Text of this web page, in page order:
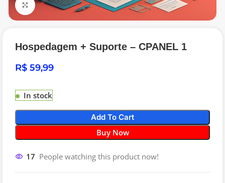
Click to enlarge
Hospedagem + Suporte – CPANEL 1
R$
In stock
Add To Cart
Buy Now
17 People watching this product now!